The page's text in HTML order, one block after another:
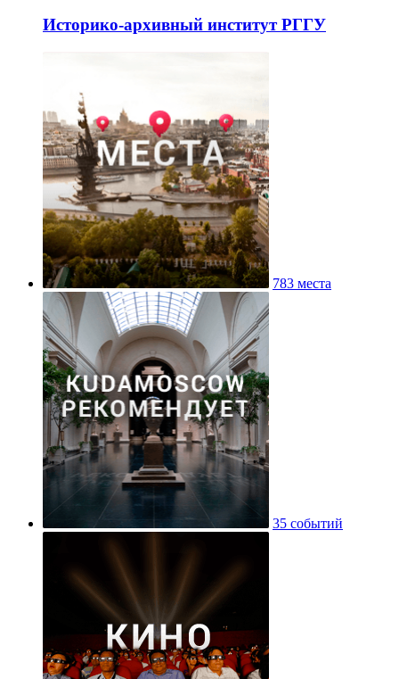
Историко-архивный институт РГГУ
783 места
35 событий